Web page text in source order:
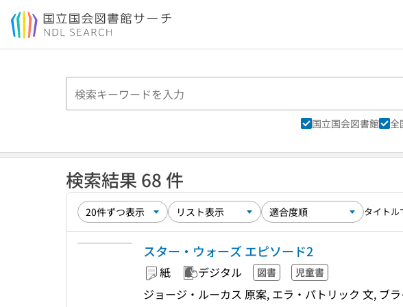
本文へ移動
国立国会図書館 全
検索結果 68 件
タイトル
スター・ウォーズ エピソード2
紙 デジタル 図書 児童書
ジョージ・ルーカス 原案, エラ・パトリック 文, ブ